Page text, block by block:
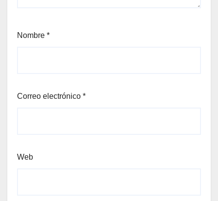
Nombre *
Correo electrónico *
Web